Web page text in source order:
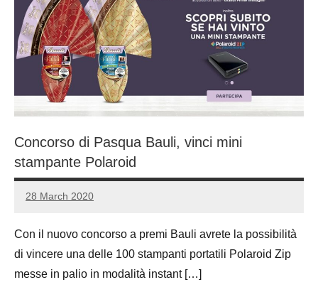
Concorso di Pasqua Bauli, vinci mini
stampante Polaroid
28 March 2020
Luca
No
Con il nuovo concorso a premi Bauli avrete la possibilità
di vincere una delle 100 stampanti portatili Polaroid Zip
messe in palio in modalità instant […]